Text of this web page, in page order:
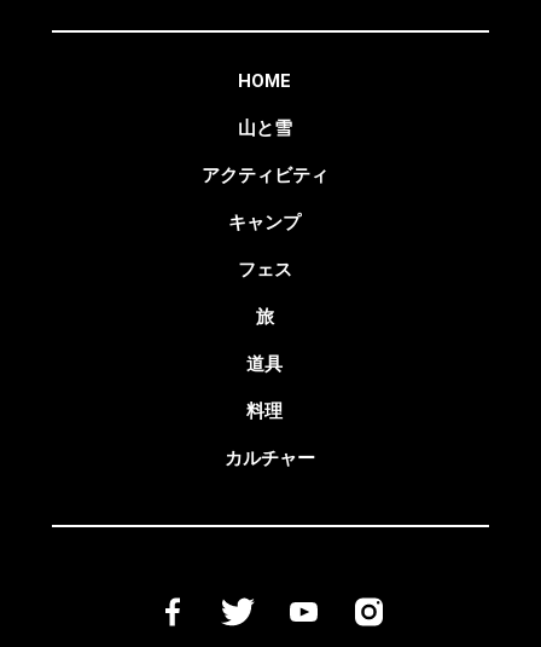
HOME
山と雪
アクティビティ
キャンプ
フェス
旅
道具
料理
カルチャー